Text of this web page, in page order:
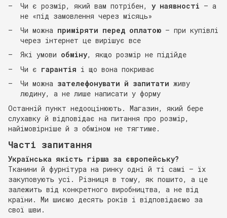
Чи є розмір, який вам потрібен, у наявності — а
не «під замовлення через місяць»
Чи можна приміряти перед оплатою — при купівлі
через інтернет це вирішує все
Які умови обміну, якщо розмір не підійде
Чи є гарантія і що вона покриває
Чи можна зателефонувати й запитати живу
людину, а не лише написати у форму
Останній пункт недооцінюють. Магазин, який бере
слухавку й відповідає на питання про розмір,
найімовірніше й з обміном не тягтиме.
Часті запитання
Українська якість гірша за європейську?
Тканини й фурнітура на ринку одні й ті самі — їх
закуповують усі. Різниця в тому, як пошито, а це
залежить від конкретного виробництва, а не від
країни. Ми шиємо десять років і відповідаємо за
свої шви.